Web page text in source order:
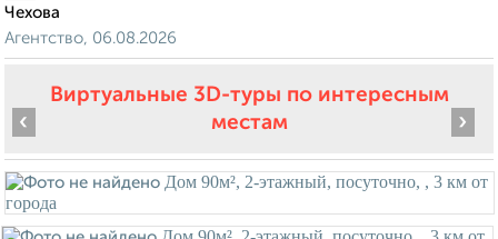
Чехова
Агентство, 06.08.2026
Виртуальные 3D-туры по интересным
местам
‹ ›